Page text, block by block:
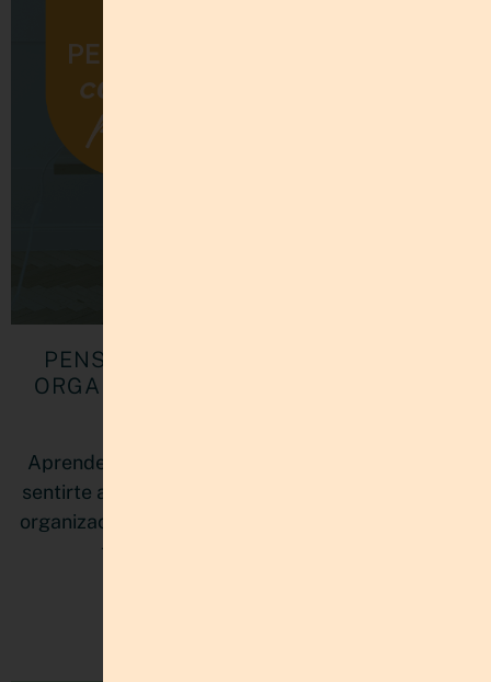
PENSAR NO ES PLANIFICAR: CÓMO
ORGANIZAR MÚLTIPLES PROYECTOS
Aprende cómo organizar múltiples proyectos sin
sentirte abrumada. Descubre cómo un sistema de
organización personal mejora tu claridad mental y
tu productividad con estructura.